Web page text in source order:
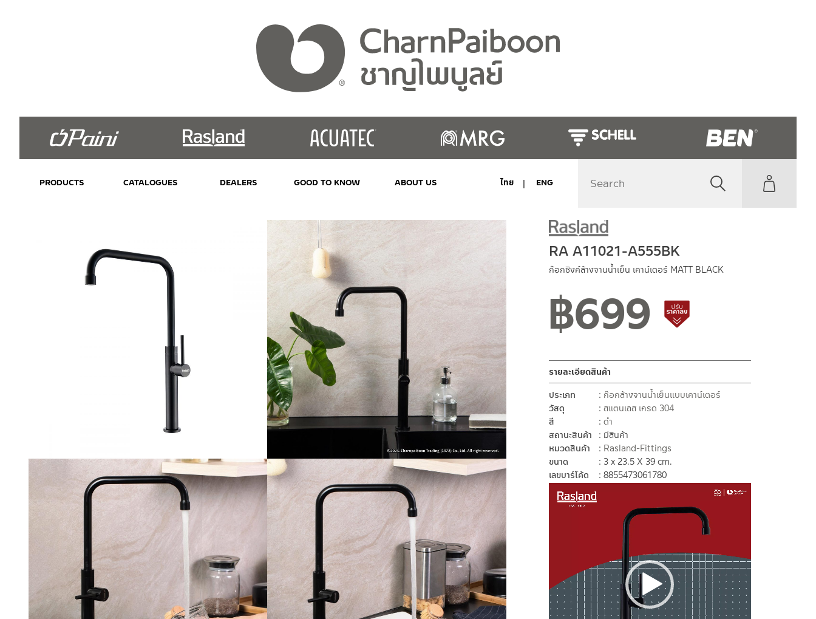
PRODUCTS CATALOGUES DEALERS GOOD TO KNOW ABOUT US ไทย ENG
RA A11021-A555BK
ก๊อกซิงค์ล้างจานน้ำเย็น เคาน์เตอร์ MATT BLACK
฿699
รายละเอียดสินค้า
ประเภท
ก๊อกล้างจานน้ำเย็นแบบเคาน์เตอร์
วัสดุ
สแตนเลส เกรด 304
สี
ดำ
สถานะสินค้า
มีสินค้า
หมวดสินค้า
Rasland-Fittings
ขนาด
3 x 23.5 X 39 cm.
เลขบาร์โค้ด
8855473061780
ตัว
เล่น